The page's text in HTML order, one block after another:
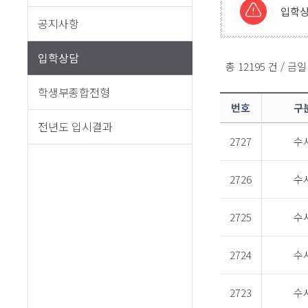
공지사항
입학상담
학생부종합전형
전년도 입시결과
입학
총 12195 건 / 금
번호 구
2727 수
2726 수
2725 수
2724 수
2723 수